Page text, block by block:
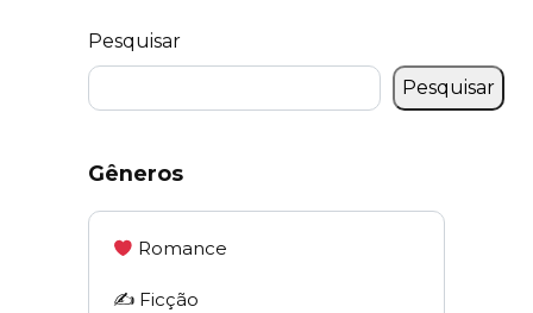
Pesquisar
Pesquisar
Gêneros
Romance
✍️ Ficção